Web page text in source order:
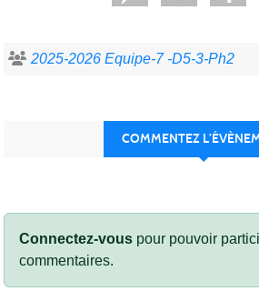
2025-2026 Equipe-7 -D5-3-Ph2
COMMENTEZ
Connectez-vous pour pouvoir
commentaires.